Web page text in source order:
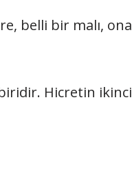
belli bir malı, ona
Hicretin ikinci